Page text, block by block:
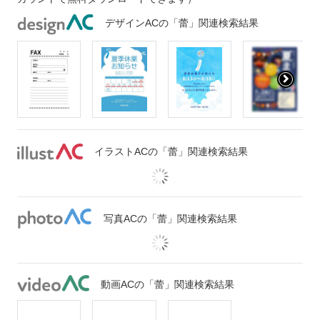
デザインACの「蕾」関連検索結果
イラストACの「蕾」関連検索結果
写真ACの「蕾」関連検索結果
動画ACの「蕾」関連検索結果